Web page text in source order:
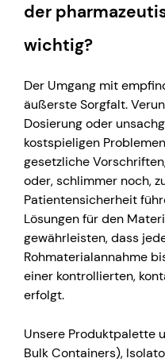
der
wichtig?
Der Umgang mit
äußerste Sorgfalt.
Dosierung oder
kostspieligen
gesetzliche
oder, schlimmer noch,
Patientensicherheit
Lösungen für den
gewährleisten, dass
Rohmaterialannahme
einer kontrollierten,
erfolgt.
Unsere Produktpalette
Bulk Containers),